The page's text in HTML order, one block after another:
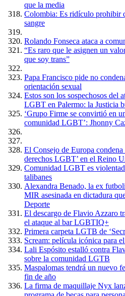
que la media
Colombia: Es ridículo prohibir
sangre
Rolando Fonseca ataca a
“Es raro que le asignen un
que soy trans”
Papa Francisco pide no
orientación sexual
Estos son los sospechosos del
LGBT en Palermo: la Justicia
‘Grupo Firme se convirtió en
comunidad LGBT’: Jhonny
El Consejo de Europa condena
derechos LGBT’ en el Reino
Comunidad LGBT es
talibanes
Alexandra Benado, la ex
MIR asesinada en dictadura
Deporte
El descargo de Flavio Azzaro
el ataque al bar LGBTIQ+
Primera carpeta LGTB de
Scream: película icónica para
Lali Espósito estalló contra
sobre la comunidad LGTB
Maspalomas tendrá un nuevo
fin de año
La firma de maquillaje Nyx